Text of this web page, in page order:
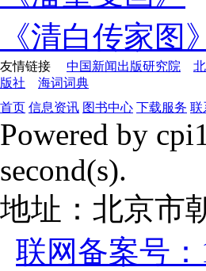
《清白传家图》
友情链接 中国新闻出版研究院
版社
海词词典
首页 信息资讯 图书中心 下载服务 联
Powered by
second(s).
地址：北京市
联网备案号：